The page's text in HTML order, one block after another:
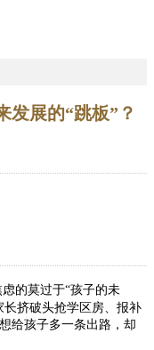
发展的“跳板”？
的莫过于“孩子的未
挤破头抢学区房、报补
给孩子多一条出路，却